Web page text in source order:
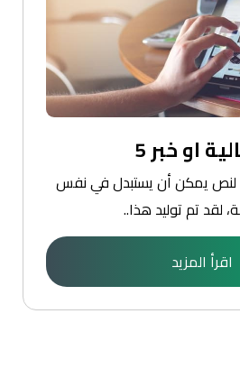
او خبر 5
لنص يمكن أن يستبدل في نفس
لقد تم توليد هذا..
اقرأ المزيد